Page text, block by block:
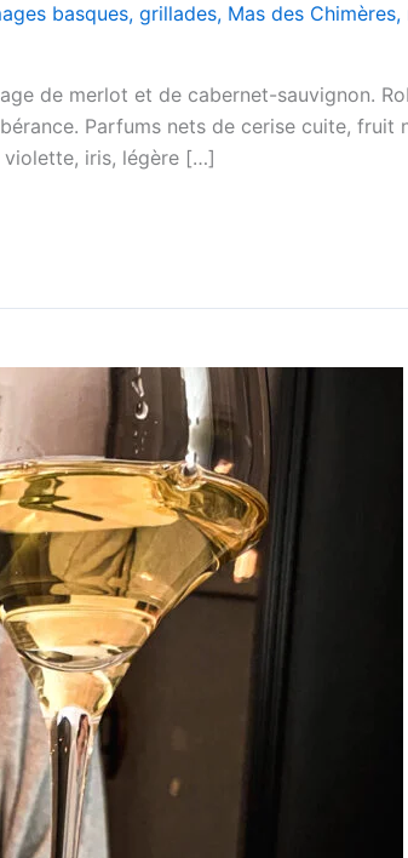
basques, grillades, Mas des Chimères,
de merlot et de cabernet-sauvignon.
Parfums nets de cerise cuite,
iris, légère […]